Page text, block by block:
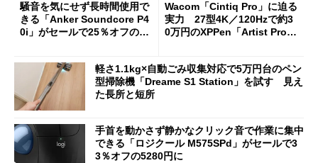
騒音を気にせず長時間使用で
きる「Anker Soundcore P4
0i」がセールで25％オフの59
Wacom「Cintiq Pro」に迫る
実力 27型4K／120Hzで約3
0万円のXPPen「Artist Pro 2
軽さ1.1kg×自動ごみ収集対応で5万円台のペン
型掃除機「Dreame S1 Station」を試す 見え
た長所と短所
手首を動かさず静かなクリック音で作業に集中
できる「ロジクール M575SPd」がセールで3
3％オフの5280円に